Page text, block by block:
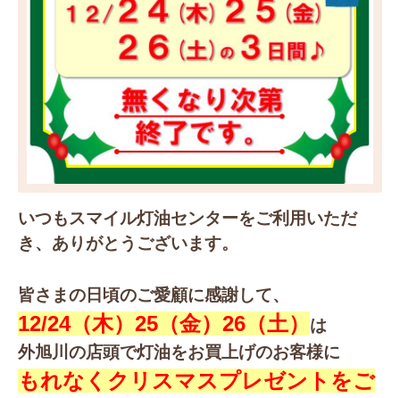
いつもスマイル灯油センターをご利用いただ
き、ありがとうございます。
皆さまの日頃のご愛顧に感謝して、
12/24（木）25（金）26（土）
は
外旭川の店頭で灯油をお買上げのお客様に
もれなくクリスマスプレゼントをご